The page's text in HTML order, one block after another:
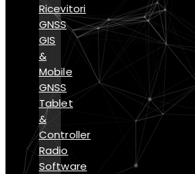
Ricevitori
GNSS
GIS
&
Mobile
GNSS
Tablet
&
Controller
Radio
Software